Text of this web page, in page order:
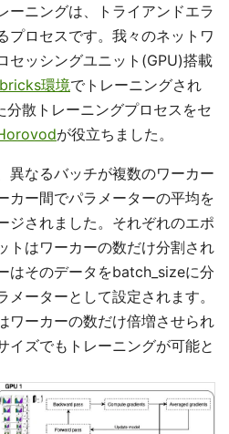
ーニングは、トライアンドエラ
プロセスです。我々のネットワ
セッシングユニット(GPU)搭載
環境でトレーニングされ
分散トレーニングプロセスをセ
が役立ちました。
異なるバッチが複数のワーカー
カー間でパラメーターの平均を
ジされました。それぞれのエポ
トはワーカーの数だけ分割され
はそのデータをbatch_sizeに分
ーターとして設定されます。
ワーカーの数だけ倍増させられ
イズでもトレーニングが可能と